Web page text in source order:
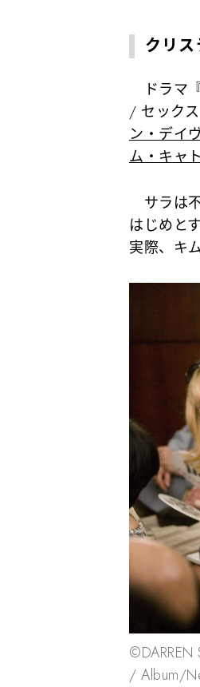
クリ
ドラマ
/ セック
ン・デイ
ム・キャ
サラは
はじめと
実際、キ
©︎DARREN
/ Album/